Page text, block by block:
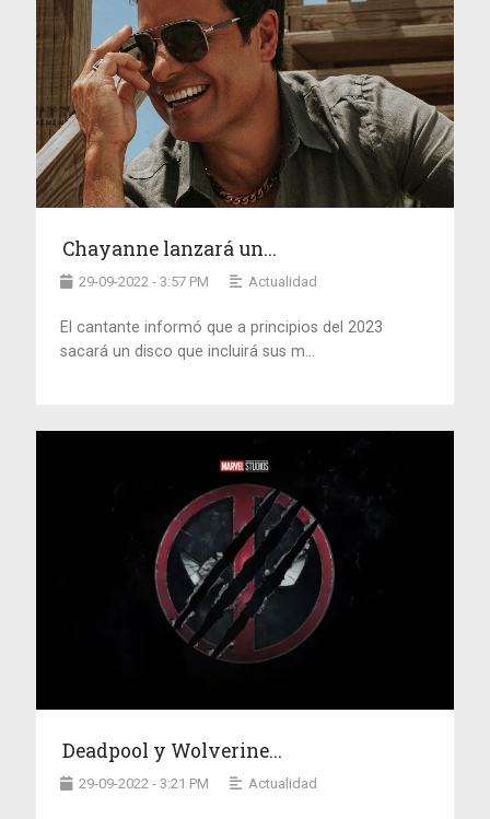
Chayanne lanzará un...
29-09-2022 - 3:57 PM Actualidad
El cantante informó que a principios del 2023
sacará un disco que incluirá sus m...
Deadpool y Wolverine...
29-09-2022 - 3:21 PM Actualidad